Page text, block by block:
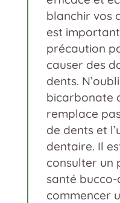
blanchir vos
est
précaution
causer des
dents.
bicarbonate
remplace
de dents et
dentaire. Il
consulter un
santé
commencer